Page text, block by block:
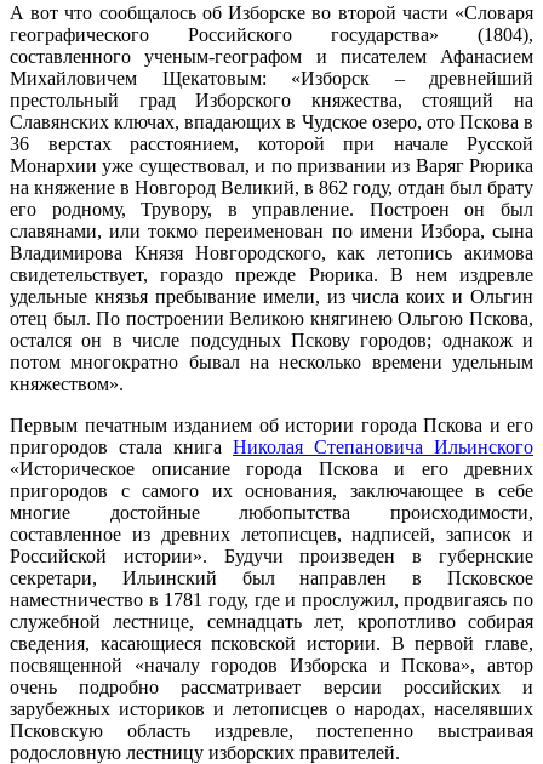
А вот что сообщалось об Изборске во второй части «Словаря
географического Российского государства» (1804),
составленного ученым-географом и писателем Афанасием
Михайловичем Щекатовым: «Изборск – древнейший
престольный град Изборского княжества, стоящий на
Славянских ключах, впадающих в Чудское озеро, ото Пскова в
36 верстах расстоянием, которой при начале Русской
Монархии уже существовал, и по призвании из Варяг Рюрика
на княжение в Новгород Великий, в 862 году, отдан был брату
его родному, Трувору, в управление. Построен он был
славянами, или токмо переименован по имени Избора, сына
Владимирова Князя Новгородского, как летопись акимова
свидетельствует, гораздо прежде Рюрика. В нем издревле
удельные князья пребывание имели, из числа коих и Ольгин
отец был. По построении Великою княгинею Ольгою Пскова,
остался он в числе подсудных Пскову городов; однакож и
потом многократно бывал на несколько времени удельным
княжеством».
Первым печатным изданием об истории города Пскова и его
пригородов стала книга Николая Степановича Ильинского
«Историческое описание города Пскова и его древних
пригородов с самого их основания, заключающее в себе
многие достойные любопытства происходимости,
составленное из древних летописцев, надписей, записок и
Российской истории». Будучи произведен в губернские
секретари, Ильинский был направлен в Псковское
наместничество в 1781 году, где и прослужил, продвигаясь по
служебной лестнице, семнадцать лет, кропотливо собирая
сведения, касающиеся псковской истории. В первой главе,
посвященной «началу городов Изборска и Пскова», автор
очень подробно рассматривает версии российских и
зарубежных историков и летописцев о народах, населявших
Псковскую область издревле, постепенно выстраивая
родословную лестницу изборских правителей.